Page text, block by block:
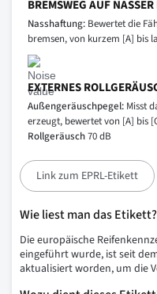
BREMSWEG AUF
Nasshaftung: Bewertet die
bremsen, von kurzem [A] bis
EXTERNES
Außengeräuschpegel: Misst
erzeugt, bewertet von [A] bis
Rollgeräusch70 dB
Link zum EPRL-Etikett
Wie liest man das Etikett?
Die europäische
eingeführt wurde, ist seit
aktualisiert worden, um die